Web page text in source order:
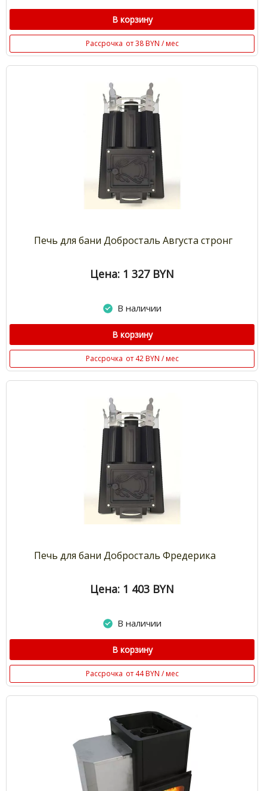
В корзину
Рассрочка от 38 BYN / мес
Печь для бани Добросталь Августа стронг
Цена: 1 327 BYN
В наличии
В корзину
Рассрочка от 42 BYN / мес
Печь для бани Добросталь Фредерика
Цена: 1 403 BYN
В наличии
В корзину
Рассрочка от 44 BYN / мес